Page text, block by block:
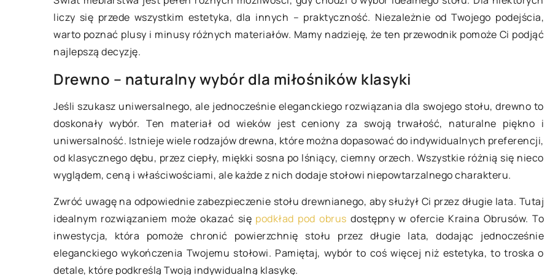
liczy się przede wszystkim estetyka, dla innych – praktyczność. Niezależnie od Twojego podejścia,
warto poznać plusy i minusy różnych materiałów. Mamy nadzieję, że ten przewodnik pomoże Ci podjąć
najlepszą decyzję.
Drewno – naturalny wybór dla miłośników klasyki
Jeśli szukasz uniwersalnego, ale jednocześnie eleganckiego rozwiązania dla swojego stołu, drewno to
doskonały wybór. Ten materiał od wieków jest ceniony za swoją trwałość, naturalne piękno i
uniwersalność. Istnieje wiele rodzajów drewna, które można dopasować do indywidualnych preferencji,
od klasycznego dębu, przez ciepły, miękki sosna po lśniący, ciemny orzech. Wszystkie różnią się nieco
wyglądem, ceną i właściwościami, ale każde z nich dodaje stołowi niepowtarzalnego charakteru.
Zwróć uwagę na odpowiednie zabezpieczenie stołu drewnianego, aby służył Ci przez długie lata. Tutaj
idealnym rozwiązaniem może okazać się podkład pod obrus dostępny w ofercie Kraina Obrusów. To
inwestycja, która pomoże chronić powierzchnię stołu przez długie lata, dodając jednocześnie
eleganckiego wykończenia Twojemu stołowi. Pamiętaj, wybór to coś więcej niż estetyka, to troska o
detale, które podkreślą Twoją indywidualną klasykę.
dbać o swoje
kuchenne z kamienia
się, jak skutecznie dbać o
wyposażenie swojej
aby cieszyć się jego pięknem
dłużej.
14 marca 2024
Czy warto stosować kompost w
pielęgnacji roślin? Poradnik
ekologicznego ogrodnika
Dowiedz się, jak ekologiczny kompost
może poprawić zdrowie Twoich
roślin. Poznaj korzyści płynące z
nawozu w ogrodzie.
Jak wybrać idealną mieszankę do
pieczenia dla osób na diecie
bezglutenowej?
Dowiedz się, jak wybrać odpowiednią
mieszankę do pieczenia, która
zaspokoi potrzeby smakowe i
zdrowotne osób na diecie
bezglutenowej. Poznaj kluczowe
składniki, na które warto zwrócić
uwagę.